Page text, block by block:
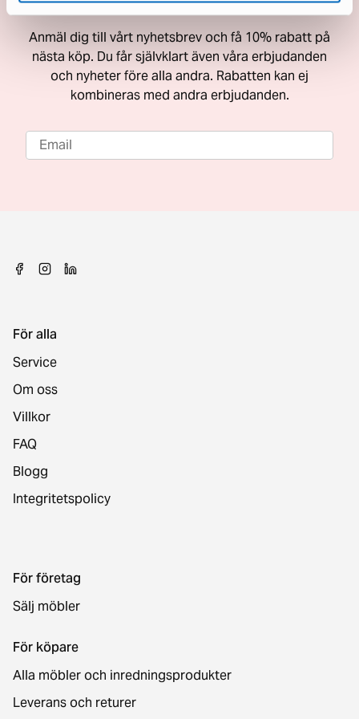
Anmäl dig till vårt nyhetsbrev och få 10% rabatt på
nästa köp. Du får självklart även våra erbjudanden
och nyheter före alla andra. Rabatten kan ej
kombineras med andra erbjudanden.
För alla
Service
Om oss
Villkor
FAQ
Blogg
Integritetspolicy
För företag
Sälj möbler
För köpare
Alla möbler och inredningsprodukter
Leverans och returer